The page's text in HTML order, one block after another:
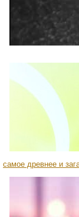
самое древнее и